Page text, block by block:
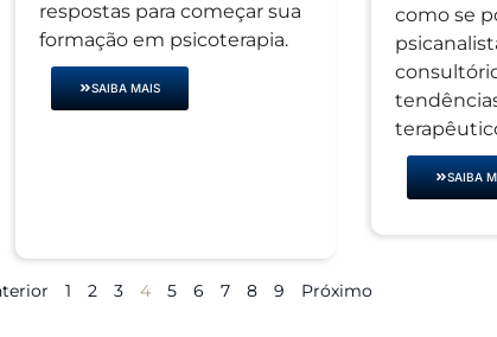
respostas para começar sua
formação em psicoterapia.
SAIBA MAIS
como se
SAIBA
1 2 3 4 5 6 7 8 9 Próximo